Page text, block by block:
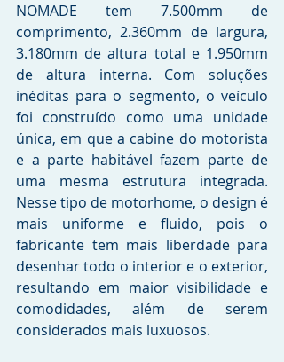
NOMADE tem 7.500mm de
comprimento, 2.360mm de largura,
3.180mm de altura total e 1.950mm
de altura interna. Com soluções
inéditas para o segmento, o veículo
foi construído como uma unidade
única, em que a cabine do motorista
e a parte habitável fazem parte de
uma mesma estrutura integrada.
Nesse tipo de motorhome, o design é
mais uniforme e fluido, pois o
fabricante tem mais liberdade para
desenhar todo o interior e o exterior,
resultando em maior visibilidade e
comodidades, além de serem
considerados mais luxuosos.